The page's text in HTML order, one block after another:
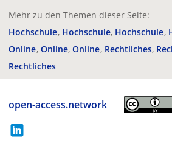
Mehr zu den Themen dieser Seite:
Hochschule Hochschule Hochschule
Online Online Online Rechtliches
Rechtliches
open-access.network